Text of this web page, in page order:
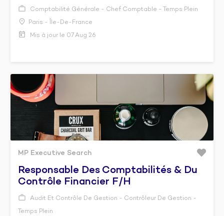
Comptabilité Générale - Chef Comptable - Temps Plein
Paris - Île-De-France
Mis à jour le 07 Aug 26
MP Executive Search
Responsable Des Comptabilités & Du
Contrôle Financier F/h
Audit Et Contrôle De Gestion - Contrôleur De Gestion -
Temps Plein